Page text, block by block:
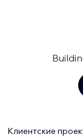
Клиентские